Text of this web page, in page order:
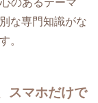
のあるテーマ
な専門知識がな
。
スマホだけで